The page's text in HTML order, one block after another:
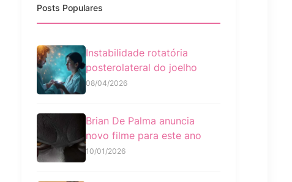
Posts Populares
Instabilidade rotatória
posterolateral do joelho
08/04/2026
Brian De Palma anuncia
novo filme para este ano
10/01/2026